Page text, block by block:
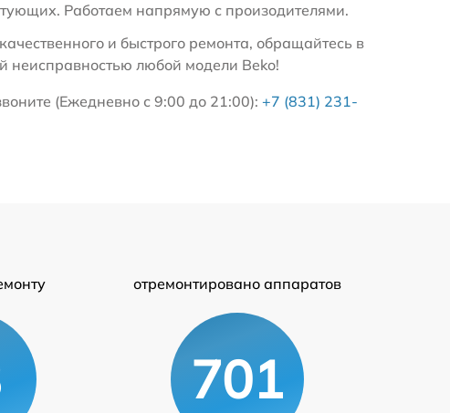
Работаем напрямую с произодителями.
и быстрого ремонта, обращайтесь в
неисправностью любой модели Beko!
(Ежедневно с 9:00 до 21:00): +7 (831) 231-
отремонтировано аппаратов
701